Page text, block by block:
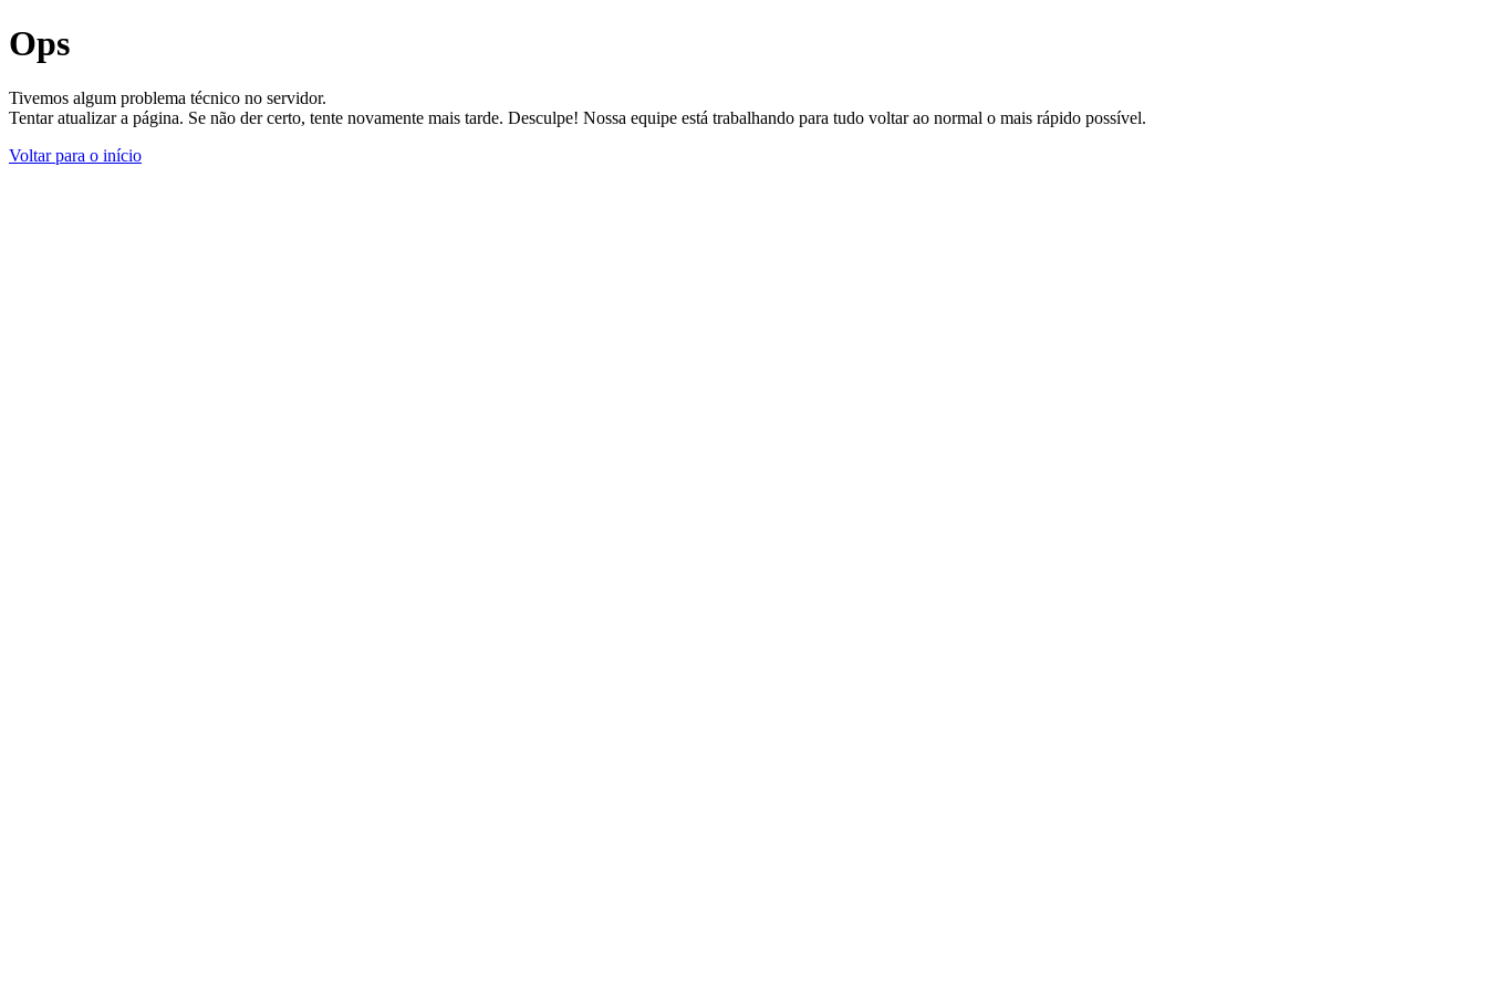
Ops
Tivemos algum problema técnico no servidor.
Tentar atualizar a página. Se não der certo, tente novamente mais tarde. Desculpe! Nossa equipe está trabalhando para tudo voltar ao normal o mais rápido possível.
Voltar para o início